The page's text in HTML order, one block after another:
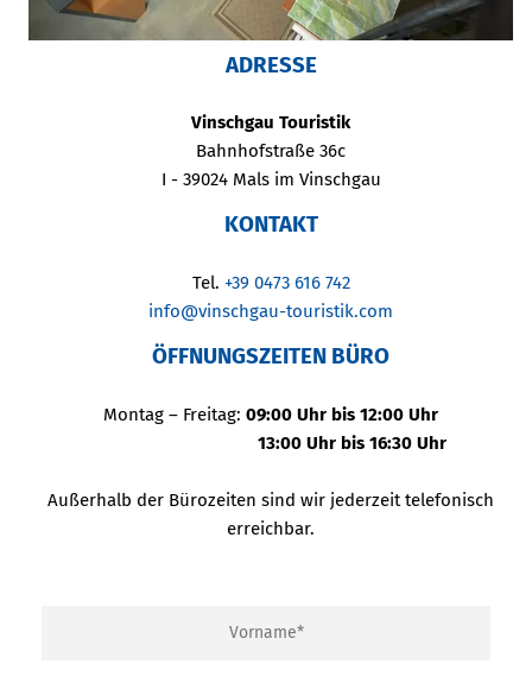
ADRESSE
Vinschgau Touristik
Bahnhofstraße 36c
I - 39024 Mals im Vinschgau
KONTAKT
Tel. +39 0473 616 742
info@vinschgau-touristik.com
ÖFFNUNGSZEITEN BÜRO
Montag – Freitag:09:00 Uhr bis 12:00 Uhr
13:00 Uhr bis 16:30 Uhr
Außerhalb der Bürozeiten sind wir jederzeit telefonisch
erreichbar.